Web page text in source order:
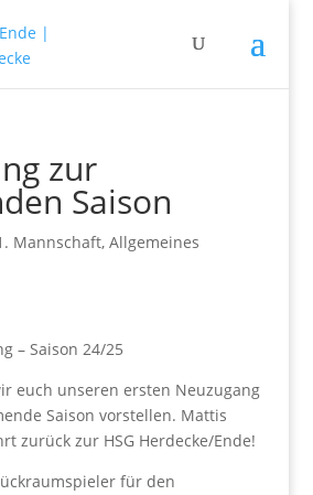
zur
Saison
Mannschaft, Allgemeines
– Saison 24/25
euch unseren ersten Neuzugang
Saison vorstellen. Mattis
zurück zur HSG Herdecke/Ende!
für den